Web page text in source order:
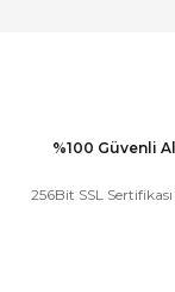
%100 Güvenli
256Bit SSL